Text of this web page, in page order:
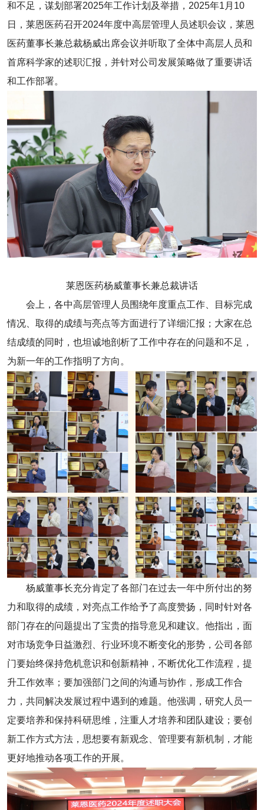
和不足，谋划部署2025年工作计划及举措，2025年1月10
日，莱恩医药召开2024年度中高层管理人员述职会议，莱恩
医药董事长兼总裁杨威出席会议并听取了全体中高层人员和
首席科学家的述职汇报，并针对公司发展策略做了重要讲话
和工作部署。
莱恩医药杨威董事长兼总裁讲话
会上，各中高层管理人员围绕年度重点工作、目标完成
情况、取得的成绩与亮点等方面进行了详细汇报；大家在总
结成绩的同时，也坦诚地剖析了工作中存在的问题和不足，
为新一年的工作指明了方向。
杨威董事长充分肯定了各部门在过去一年中所付出的努
力和取得的成绩，对亮点工作给予了高度赞扬，同时针对各
部门存在的问题提出了宝贵的指导意见和建议。他指出，面
对市场竞争日益激烈、行业环境不断变化的形势，公司各部
门要始终保持危机意识和创新精神，不断优化工作流程，提
升工作效率；要加强部门之间的沟通与协作，形成工作合
力，共同解决发展过程中遇到的难题。他强调，研究人员一
定要培养和保持科研思维，注重人才培养和团队建设；要创
新工作方式方法，思想要有新观念、管理要有新机制，才能
更好地推动各项工作的开展。